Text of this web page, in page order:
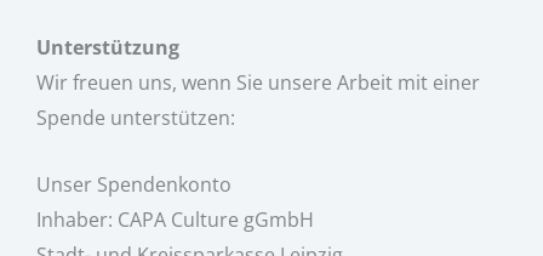
Unterstützung
Wir freuen uns, wenn Sie unsere Arbeit mit einer
Spende unterstützen:
Unser Spendenkonto
Inhaber: CAPA Culture gGmbH